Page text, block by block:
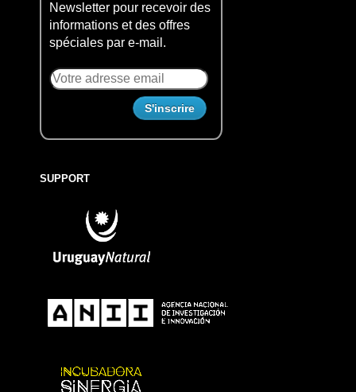
Newsletter pour recevoir des
informations et des offres
spéciales par e-mail.
SUPPORT